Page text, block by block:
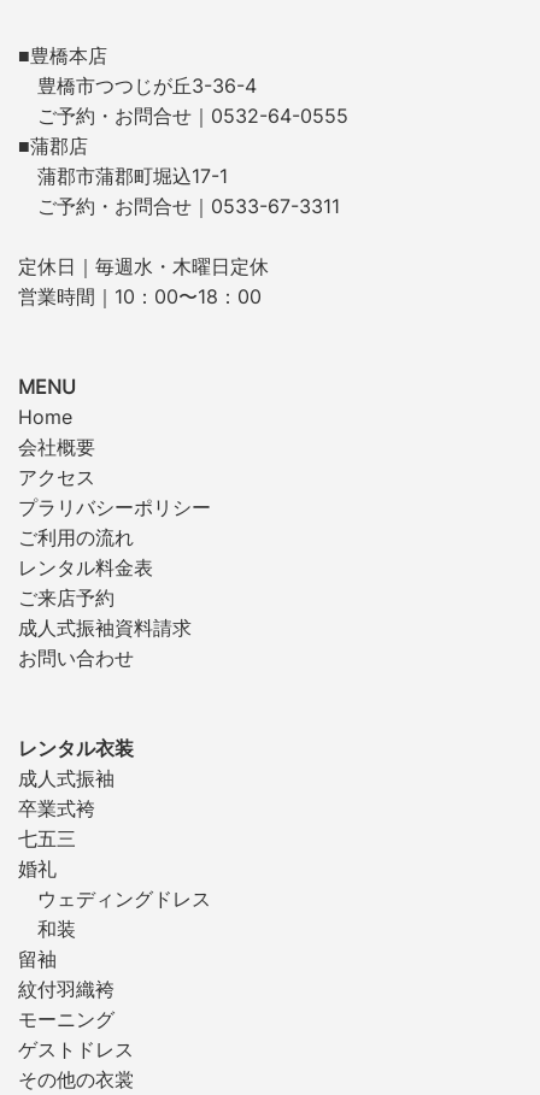
■豊橋本店
豊橋市つつじが丘3-36-4
ご予約・お問合せ｜0532-64-0555
■蒲郡店
蒲郡市蒲郡町堀込17-1
ご予約・お問合せ｜0533-67-3311
定休日｜毎週水・木曜日定休
営業時間｜10：00〜18：00
MENU
Home
会社概要
アクセス
プラリバシーポリシー
ご利用の流れ
レンタル料金表
ご来店予約
成人式振袖資料請求
お問い合わせ
レンタル衣装
成人式振袖
卒業式袴
七五三
婚礼
ウェディングドレス
和装
留袖
紋付羽織袴
モーニング
ゲストドレス
その他の衣裳